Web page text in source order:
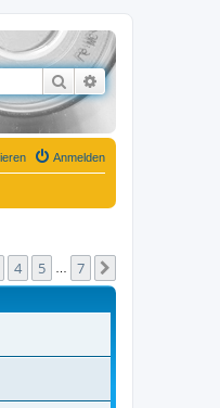
SucheErweiterte Suche
Anmelden
4 5 7